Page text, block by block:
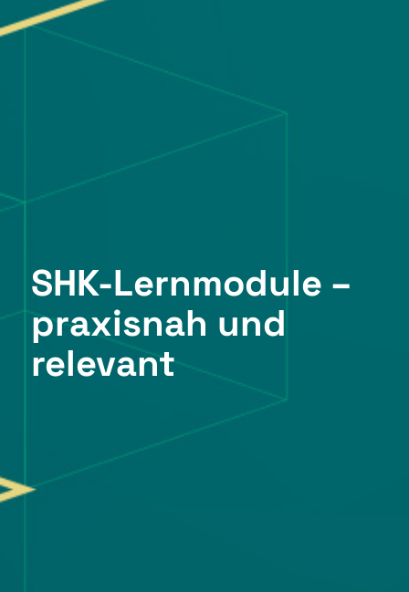
SHK-Lernmodule –
praxisnah und
relevant